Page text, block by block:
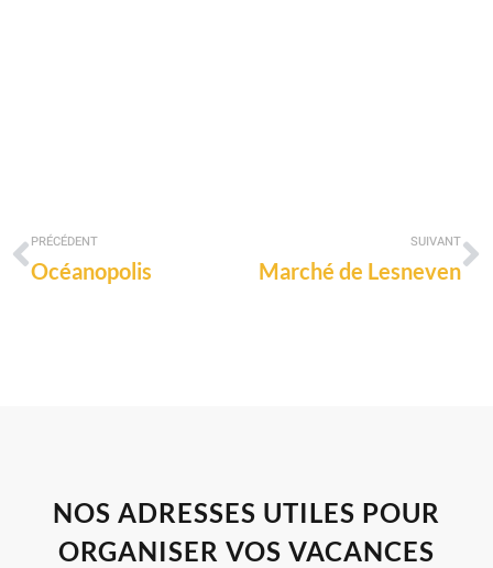
PRÉCÉDENT
Océanopolis
SUIVANT
Marché de Lesneven
NOS ADRESSES UTILES POUR
ORGANISER VOS VACANCES